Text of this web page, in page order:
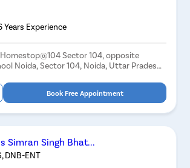
Years Experience
Sector 104, opposite
Noida, Sector 104, Noida, Uttar Pradesh
Book Free Appointment
Simran Singh Bhat...
DNB-ENT